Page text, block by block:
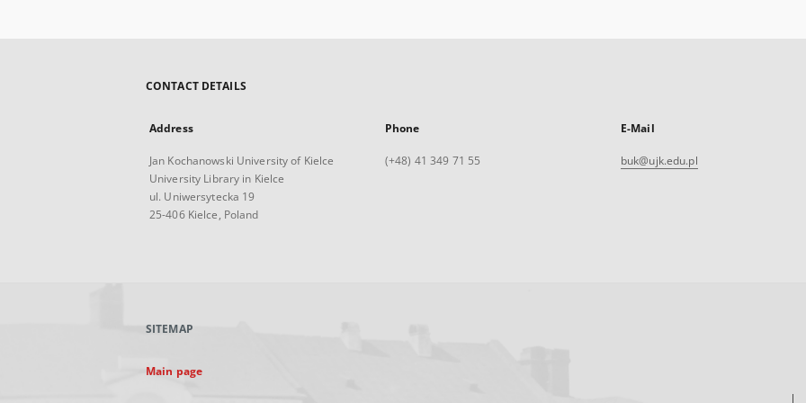
CONTACT DETAILS
Address
Jan Kochanowski University of Kielce
University Library in Kielce
ul. Uniwersytecka 19
25-406 Kielce, Poland
Phone
(+48) 41 349 71 55
E-Mail
buk@ujk.edu.pl
SITEMAP
Main page